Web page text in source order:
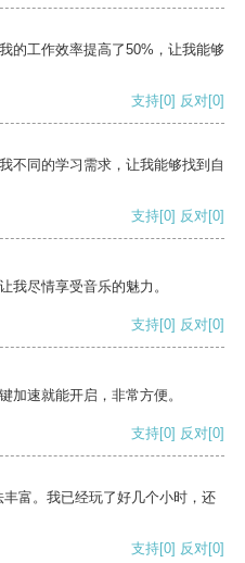
的工作效率提高了50%，让我能够
支持[0] 反对[0]
不同的学习需求，让我能够找到自
支持[0] 反对[0]
我尽情享受音乐的魅力。
支持[0] 反对[0]
加速就能开启，非常方便。
支持[0] 反对[0]
富。我已经玩了好几个小时，还
支持[0] 反对[0]